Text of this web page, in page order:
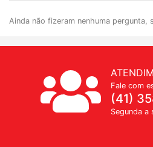
Ainda não fizeram nenhuma pergunta,
Fale com
(41)
Segunda a